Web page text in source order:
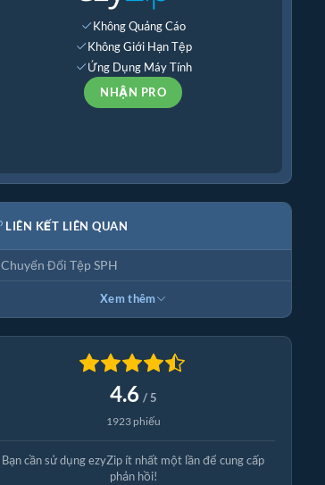
Không Quảng Cáo
Không Giới Hạn Tệp
Ứng Dụng Máy Tính
NHẬN PRO
LIÊN KẾT LIÊN QUAN
Chuyển Đổi Tệp SPH
Xem thêm
4.6 / 5
1923 phiếu
Bạn cần sử dụng ezyZip ít nhất một lần để cung cấp
phản hồi!